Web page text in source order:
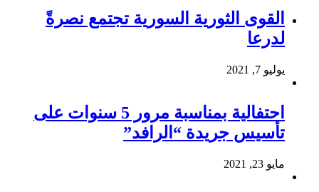
القوى الثورية السورية تجتمع نصرةً
لدرعا
يوليو 7, 2021
احتفالية بمناسبة مرور 5 سنوات على
تأسيس جريدة “الرافد”
مايو 23, 2021